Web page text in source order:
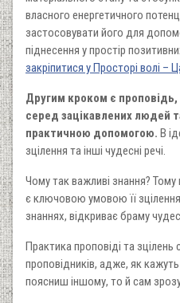
власного енергетичного
застосовувати його для
піднесення у простір
закріпитися у Просторі волі –
Другим кроком є
серед зацікавлених людей
практичною допомогою. В
зцілення та інші чудесні речі.
Чому так важливі знання?
є ключовою умовою її
знаннях, відкриває браму
Практика проповіді та зцілень
проповідників, адже, як
поясниш іншому, то й сам